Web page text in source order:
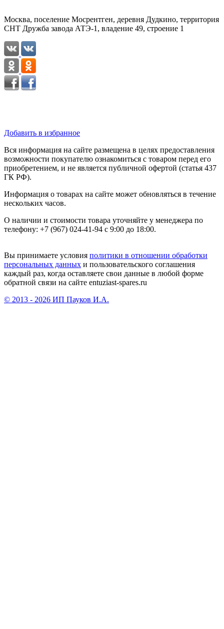
Москва, поселение Мосрентген, деревня Дудкино, территория
СНТ Дружба завода АТЭ-1, владение 49, строение 1
Добавить в избранное
Вся информация на сайте размещена в целях предоставления
возможности покупателю ознакомиться с товаром перед его
приобретением, и не является публичной офертой (статья 437
ГК РФ).
Информация о товарах на сайте может обновляться в течение
нескольких часов.
О наличии и стоимости товара уточняйте у менеджера по
телефону: +7 (967) 024-41-94 с 9:00 до 18:00.
Вы принимаете условия политики в отношении обработки
персональных данных и пользовательского соглашения
каждый раз, когда оставляете свои данные в любой форме
обратной связи на сайте entuziast-spares.ru
© 2013 - 2026 ИП Пауков И.А.